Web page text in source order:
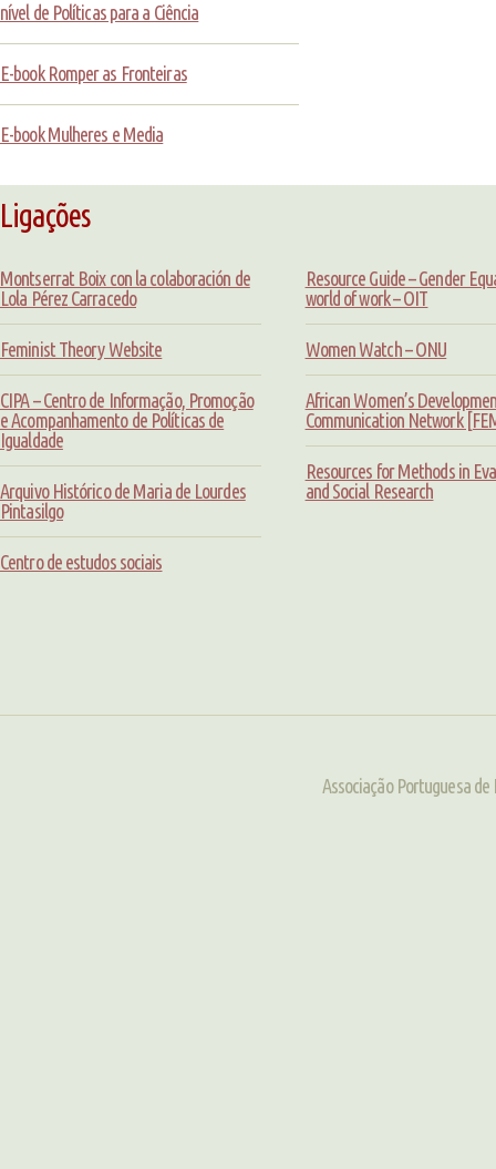
nível de Políticas para a Ciência
E-book Romper as Fronteiras
E-book Mulheres e Media
Ligações
Montserrat Boix con la colaboración de
Lola Pérez Carracedo
Feminist Theory Website
CIPA – Centro de Informação, Promoção
e Acompanhamento de Políticas de
Igualdade
Arquivo Histórico de Maria de Lourdes
Pintasilgo
Centro de estudos sociais
Resource Guide – Gender
world of work – OIT
Women Watch – ONU
African Women’s
Communication Network
Resources for Methods in
and Social Research
Associação Portuguesa